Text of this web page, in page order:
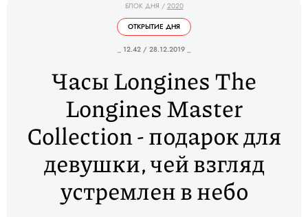
БЛОК ДНЯ / 2020
ОТКРЫТИЕ ДНЯ
_ 12.42 / 28.12.2019 _
Часы Longines The
Longines Master
Collection - подарок для
девушки, чей взгляд
устремлен в небо